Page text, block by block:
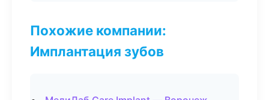
Похожие компании:
Имплантация зубов